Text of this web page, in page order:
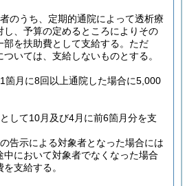
のうち、定期的通院によって透析療
し、予算の定めるところによりその
を扶助費として支給する。 ただ
いては、支給しないものとする。
箇月に8回以上通院した場合に5,000
して10月及び4月に前6箇月分を支
告示による対象者となった場合には
中において対象者でなくなった場合
支給する。